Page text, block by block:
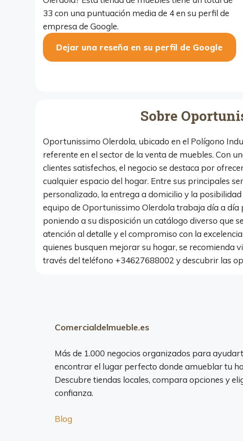
33 con una puntuación media de 4 en su perfil de
empresa de Google.
Dejar una reseña en su perfil de Google
Sobre
Oportunissimo Olerdola, ubicado en el Polígono
referente en el sector de la venta de muebles. Con
clientes satisfechos, el negocio se destaca por
cualquier espacio del hogar. Entre sus principales
personalizado, la entrega a domicilio y la
equipo de Oportunissimo Olerdola trabaja día a día
poniendo a su disposición un catálogo diverso que
atención al detalle y el compromiso con la
quienes busquen mejorar su hogar, se recomienda
través del teléfono +34627688002 y descubrir las
Comercialdelmueble.es
Más de 1.000 negocios organizados para
encontrar el lugar perfecto donde amueblar tu
Descubre tiendas locales, compara opciones y
confianza.
Blog